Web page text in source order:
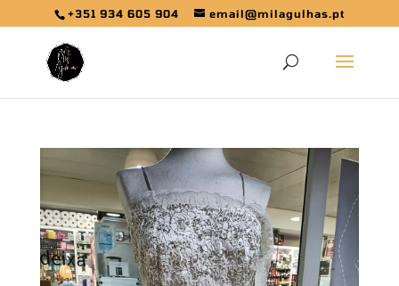
+351 934 605 904 email@milagulhas.pt